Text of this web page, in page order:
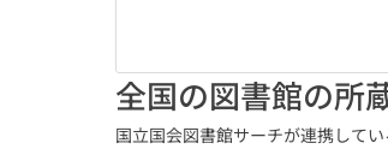
全国の図書館の所
国立国会図書館サーチが連携して